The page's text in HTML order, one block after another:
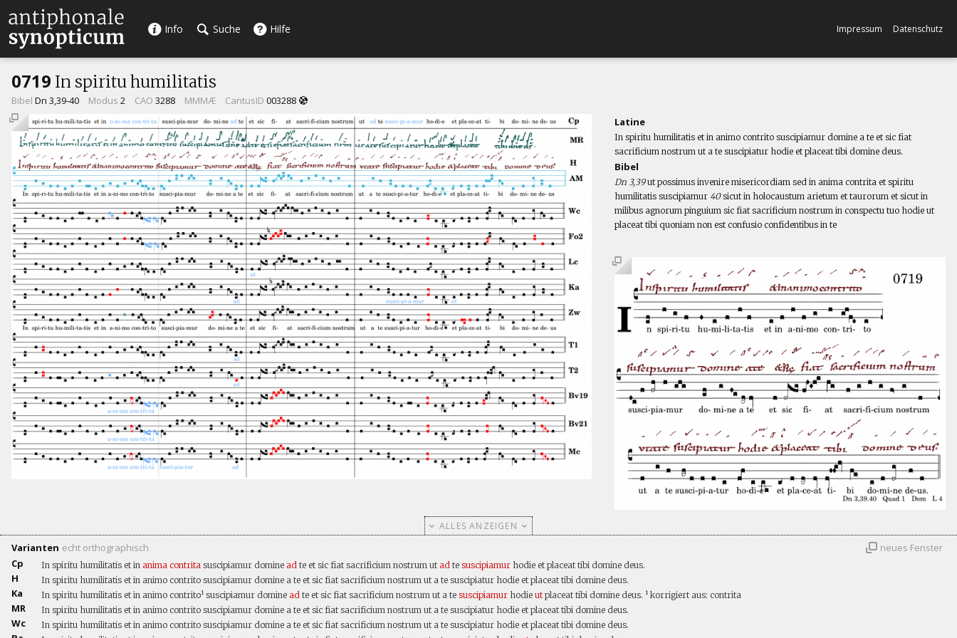
Info Suche Hilfe Impressum Datenschutz
0719 In spiritu humilitatis
Bibel Dn 3,39-40 Modus 2 CAO 3288 MMMÆ CantusID 003288
Latine
In spiritu humilitatis et in animo contrito suscipiamur domine a te et sic fiat
sacrificium nostrum ut a te suscipiatur hodie et placeat tibi domine deus.
Bibel
Dn 3,39ut possimus invenire misericordiam sed in anima contrita et spiritu
humilitatis suscipiamur 40sicut in holocaustum arietum et taurorum et sicut in
milibus agnorum pinguium sic fiat sacrificium nostrum in conspectu tuo hodie ut
placeat tibi quoniam non est confusio confidentibus in te
ALLES ANZEIGEN
Varianten echt orthographisch
Cp
In spiritu humilitatis et in anima contrita suscipiamur domine ad te et sic fiat sacrificium nostrum ut ad te suscipiamur hodie et placeat tibi domine deus.
H In spiritu humilitatis et in animo contrito suscipiamur domine a te et sic fiat sacrificium nostrum ut a te suscipiatur hodie et placeat tibi domine deus.
Ka In spiritu humilitatis et in animo contrito¹ suscipiamur domine ad te et sic fiat sacrificium nostrum ut a te suscipiamur hodie ut placeat tibi domine deus. ¹ korrigiert aus: contrita
MR In spiritu humilitatis et in animo contrito suscipiamur domine a te et sic fiat sacrificium nostrum ut a te suscipiatur hodie et placeat tibi domine deus.
Wc In spiritu humilitatis et in animo contrito suscipiamur domine a te et sic fiat sacrificium nostrum ut a te suscipiatur hodie et placeat tibi domine deus.
neues Fenster